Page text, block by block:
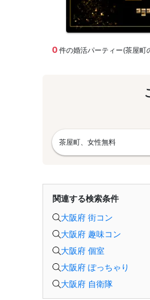
0 件の婚活パーティー(茶屋町
茶屋町、女性無料
関連する検索条件
大阪府 街コン
大阪府 趣味コン
大阪府 個室
大阪府 ぽっちゃり
大阪府 自衛隊